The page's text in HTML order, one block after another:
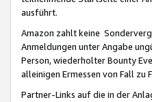
ausführt.
Amazon zahlt keine
Anmeldungen unter Angabe
Person, wiederholter Bounty
alleinigen Ermessen von Fall
Partner-Links auf die in der